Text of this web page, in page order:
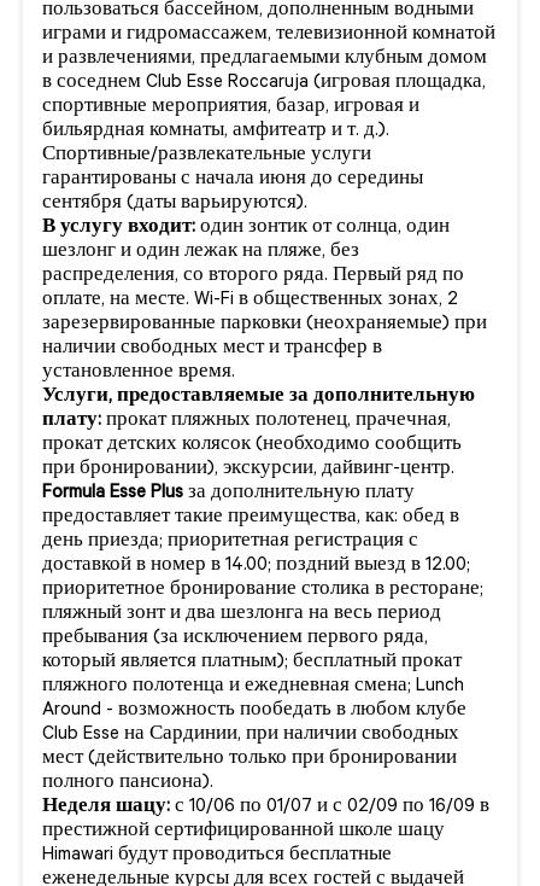
пользоваться бассейном, дополненным водными
играми и гидромассажем, телевизионной комнатой
и развлечениями, предлагаемыми клубным домом
в соседнем Club Esse Roccaruja (игровая площадка,
спортивные мероприятия, базар, игровая и
бильярдная комнаты, амфитеатр и т. д.).
Спортивные/развлекательные услуги
гарантированы с начала июня до середины
сентября (даты варьируются).
В услугу входит: один зонтик от солнца, один
шезлонг и один лежак на пляже, без
распределения, со второго ряда. Первый ряд по
оплате, на месте. Wi-Fi в общественных зонах, 2
зарезервированные парковки (неохраняемые) при
наличии свободных мест и трансфер в
установленное время.
Услуги, предоставляемые за дополнительную
плату: прокат пляжных полотенец, прачечная,
прокат детских колясок (необходимо сообщить
при бронировании), экскурсии, дайвинг-центр.
Formula Esse Plus за дополнительную плату
предоставляет такие преимущества, как: обед в
день приезда; приоритетная регистрация с
доставкой в номер в 14.00; поздний выезд в 12.00;
приоритетное бронирование столика в ресторане;
пляжный зонт и два шезлонга на весь период
пребывания (за исключением первого ряда,
который является платным); бесплатный прокат
пляжного полотенца и ежедневная смена; Lunch
Around - возможность пообедать в любом клубе
Club Esse на Сардинии, при наличии свободных
мест (действительно только при бронировании
полного пансиона).
Неделя шацу: с 10/06 по 01/07 и с 02/09 по 16/09 в
престижной сертифицированной школе шацу
Himawari будут проводиться бесплатные
еженедельные курсы для всех гостей с выдачей